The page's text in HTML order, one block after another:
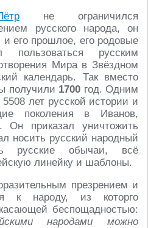
не ограничился
русского народа, он
и его прошлое, его родовые
русским
Мира в Звёздном
календарь. Так вместо
получили 1700 год. Одним
лет русской истории и
поколения в Иванов,
Он приказал уничтожить
носить русский народный
русские обычаи, всё
линейку и шаблоны.
презрением и
к народу, из которго
беспощадностью:
народами можно